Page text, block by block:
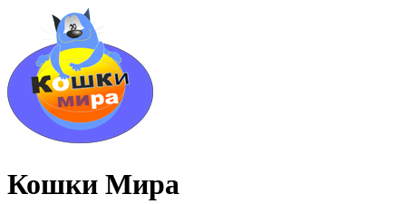
Кошки Мира